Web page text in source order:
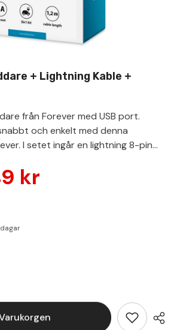
+ Lightning Kable +
från Forever med USB port.
och enkelt med denna
I setet ingår en lightning 8-pin...
kr